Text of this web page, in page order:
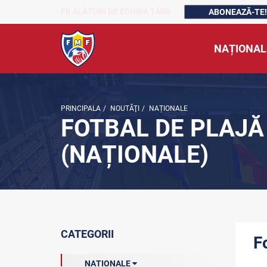
ABONEAZĂ-TE!
PRINCIPALA / NOUTĂŢI / NAȚIONALE
FOTBAL DE PLAJĂ
(NAȚIONALE)
CATEGORII
NAȚIONALE